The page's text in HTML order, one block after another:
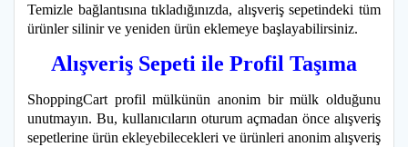
Temizle bağlantısına tıkladığınızda, alışveriş sepetindeki tüm
ürünler silinir ve yeniden ürün eklemeye başlayabilirsiniz.
Alışveriş Sepeti ile Profil Taşıma
ShoppingCart profil mülkünün anonim bir mülk olduğunu
unutmayın. Bu, kullanıcıların oturum açmadan önce alışveriş
sepetlerine ürün ekleyebilecekleri ve ürünleri anonim alışveriş